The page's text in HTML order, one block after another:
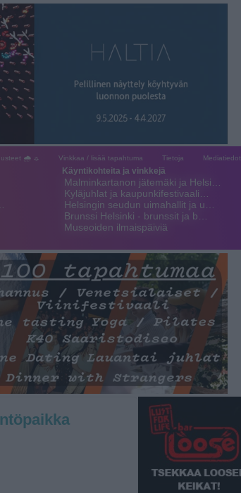
🌧 ☼ Vinkkaa / lisää tapahtuma Tietoja Mediatiedot
Käyntikohteita ja vinkkejä
Malminkartanon jätemäki ja Helsi…
Kyläjuhlat ja kaupunkifestivaali…
Helsingin seudun uimahallit ja u…
Brunssi Helsinki - brunssit ja b…
Museoiden ilmaispäiviä